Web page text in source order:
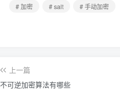
# 加密
# salt # 手动加密
上一篇
不可逆加密算法有哪些